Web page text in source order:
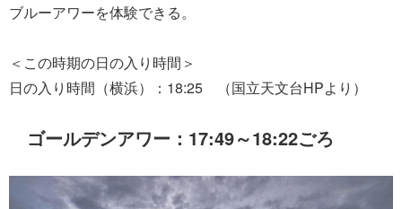
ブルーアワーを体験できる。
＜この時期の日の入り時間＞
日の入り時間（横浜）：18:25 （国立天文台HPより）
ゴールデンアワー：17:49～18:22ごろ